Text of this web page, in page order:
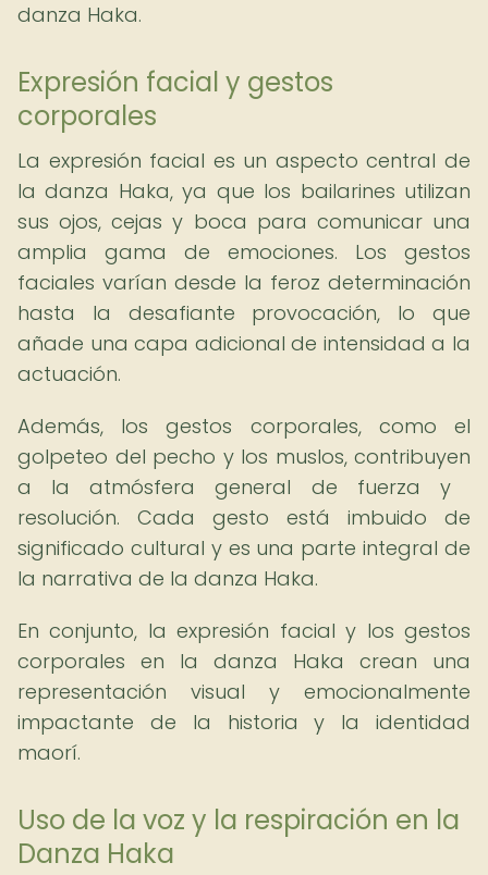
danza Haka.
Expresión facial y gestos
corporales
La expresión facial es un aspecto central de
la danza Haka, ya que los bailarines utilizan
sus ojos, cejas y boca para comunicar una
amplia gama de emociones. Los gestos
faciales varían desde la feroz determinación
hasta la desafiante provocación, lo que
añade una capa adicional de intensidad a la
actuación.
Además, los gestos corporales, como el
golpeteo del pecho y los muslos, contribuyen
a la atmósfera general de fuerza y ​​
resolución. Cada gesto está imbuido de
significado cultural y es una parte integral de
la narrativa de la danza Haka.
En conjunto, la expresión facial y los gestos
corporales en la danza Haka crean una
representación visual y emocionalmente
impactante de la historia y la identidad
maorí.
Uso de la voz y la respiración en la
Danza Haka